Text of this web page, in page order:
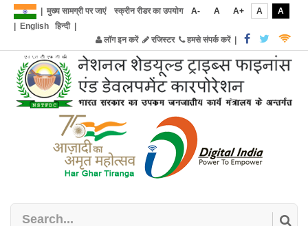
मुख्य सामग्री पर जाएं स्क्रीन रीडर का उपयोग A- A A+ A
A
English हिन्दी|
लॉग इन करें
रजिस्टर हमसे संपर्क करें|